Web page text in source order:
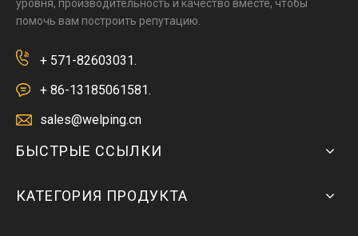
уровня, производительность и качество вместе, чтобы
помочь вам построить репутацию.
+ 571-82603031.
+ 86-13185061581.
sales@welping.cn
БЫСТРЫЕ ССЫЛКИ
КАТЕГОРИЯ ПРОДУКТА